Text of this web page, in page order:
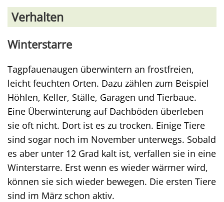
Verhalten
Winterstarre
Tagpfauenaugen überwintern an frostfreien,
leicht feuchten Orten. Dazu zählen zum Beispiel
Höhlen, Keller, Ställe, Garagen und Tierbaue.
Eine Überwinterung auf Dachböden überleben
sie oft nicht. Dort ist es zu trocken. Einige Tiere
sind sogar noch im November unterwegs. Sobald
es aber unter 12 Grad kalt ist, verfallen sie in eine
Winterstarre. Erst wenn es wieder wärmer wird,
können sie sich wieder bewegen. Die ersten Tiere
sind im März schon aktiv.